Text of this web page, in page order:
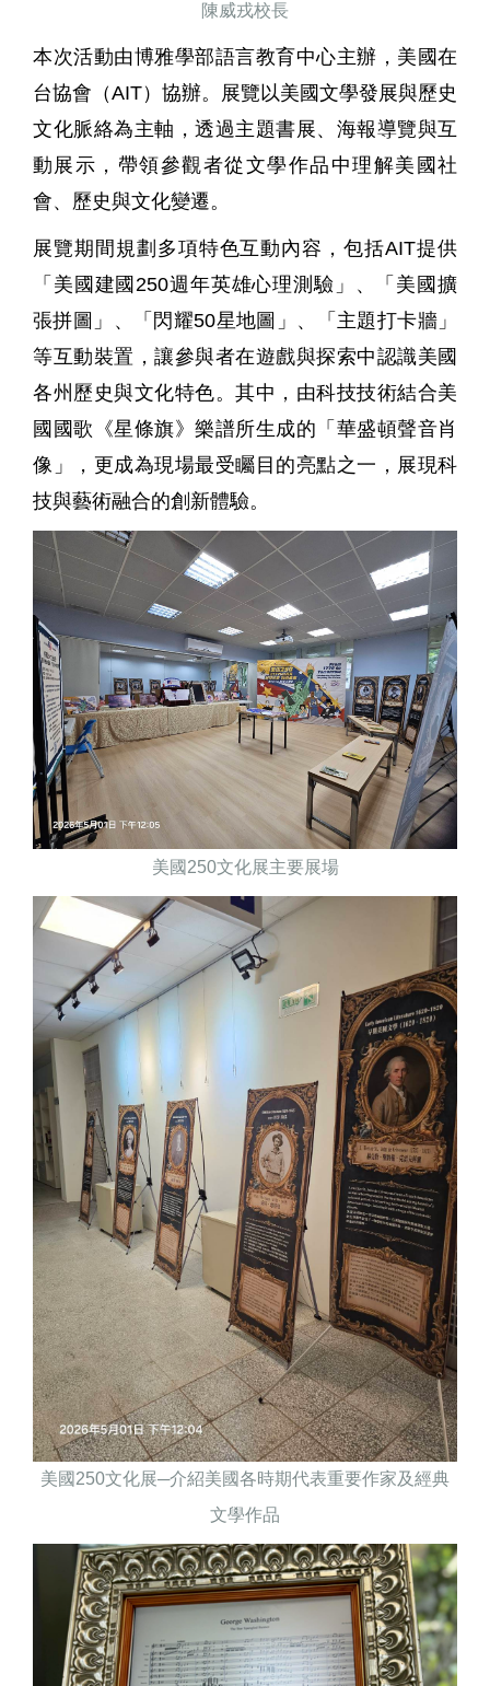
陳威戎校長
本次活動由博雅學部語言教育中心主辦，美國在
台協會（AIT）協辦。展覽以美國文學發展與歷史
文化脈絡為主軸，透過主題書展、海報導覽與互
動展示，帶領參觀者從文學作品中理解美國社
會、歷史與文化變遷。
展覽期間規劃多項特色互動內容，包括AIT提供
「美國建國250週年英雄心理測驗」、「美國擴
張拼圖」、「閃耀50星地圖」、「主題打卡牆」
等互動裝置，讓參與者在遊戲與探索中認識美國
各州歷史與文化特色。其中，由科技技術結合美
國國歌《星條旗》樂譜所生成的「華盛頓聲音肖
像」，更成為現場最受矚目的亮點之一，展現科
技與藝術融合的創新體驗。
美國 250文化展主要展場
美國 250文化展─介紹美國各時期代表重要作家及經典
文學作品